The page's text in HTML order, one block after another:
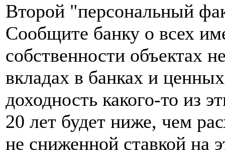
Второй "персональный
Сообщите банку о всех
собственности объектах
вкладах в банках и
доходность какого-то из
20 лет будет ниже, чем
не сниженной ставкой на